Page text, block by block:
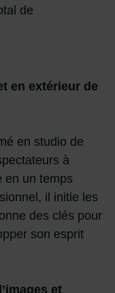
de
en extérieur de
en studio de
à
en un temps
il initie les
des clés pour
son esprit
et